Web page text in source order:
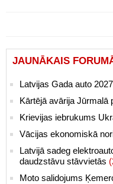
JAUNĀKAIS
Latvijas Gada auto
Kārtējā avārija Jūrmalā
Krievijas iebrukums
Vācijas ekonomiskā
Latvijā sadeg
daudzstāvu stāvvietās
Moto salidojums